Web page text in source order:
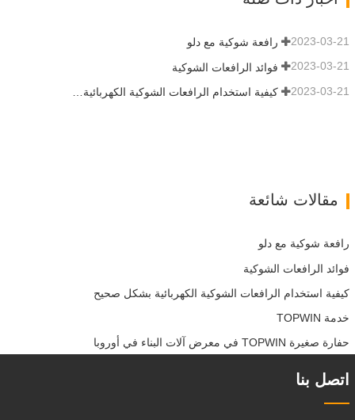
رافعة شوكية مع دلو 2023-03-21
فوائد الرافعات الشوكية 2023-03-21
2023-03-21
مقالات شائعة
رافعة شوكية مع دلو
فوائد الرافعات الشوكية
كيفية استخدام الرافعات الشوكية الكهربائية بشكل صحيح
خدمة TOPWIN
حفارة صغيرة TOPWIN في معرض آلات البناء في أوروبا
اتصل بنا